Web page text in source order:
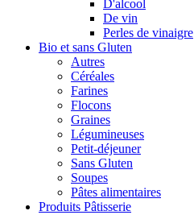
D'alcool
De vin
Perles de vinaigre
Bio et sans Gluten
Autres
Céréales
Farines
Flocons
Graines
Légumineuses
Petit-déjeuner
Sans Gluten
Soupes
Pâtes alimentaires
Produits Pâtisserie